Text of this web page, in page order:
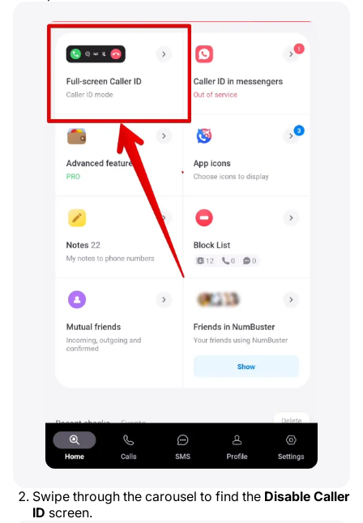
Swipe through the carousel to find the Disable Caller
ID screen.